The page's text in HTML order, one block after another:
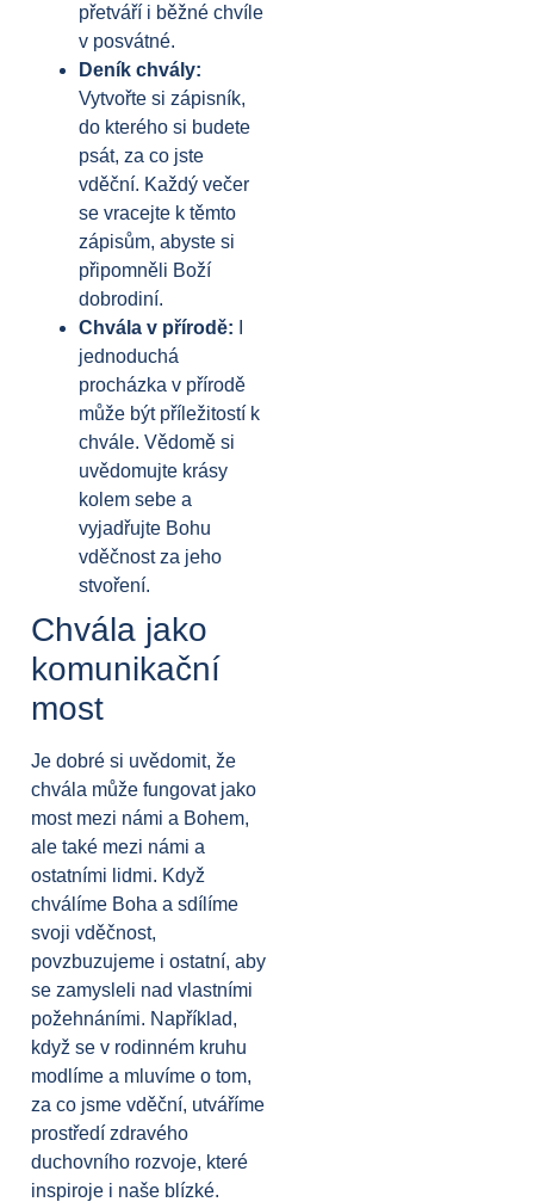
přetváří i běžné chvíle
v posvátné.
Deník chvály:
Vytvořte si zápisník,
do kterého si budete
psát, za co jste
vděční. Každý večer
se vracejte k těmto
zápisům, abyste si
připomněli Boží
dobrodiní.
Chvála v přírodě:
jednoduchá
procházka v přírodě
může být příležitostí k
chvále. Vědomě si
uvědomujte krásy
kolem sebe a
vyjadřujte Bohu
vděčnost za jeho
stvoření.
Chvála jako
komunikační
most
Je dobré si uvědomit, že
chvála může fungovat jako
most mezi námi a Bohem,
ale také mezi námi a
ostatními lidmi. Když
chválíme Boha a sdílíme
svoji vděčnost,
povzbuzujeme i ostatní, aby
se zamysleli nad vlastními
požehnáními. Například,
když se v rodinném kruhu
modlíme a mluvíme o tom,
za co jsme vděční, utváříme
prostředí zdravého
duchovního rozvoje, které
inspiroje i naše blízké.